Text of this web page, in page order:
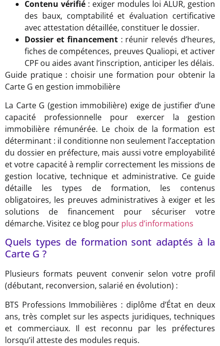
Contenu vérifié : exiger modules loi ALUR, gestion
des baux, comptabilité et évaluation certificative
avec attestation détaillée, constituer le dossier.
Dossier et financement: réunir relevés d’heures,
fiches de compétences, preuves Qualiopi, et activer
CPF ou aides avant l’inscription, anticiper les délais.
Guide pratique : choisir une formation pour obtenir la
Carte G en gestion immobilière
La Carte G (gestion immobilière) exige de justifier d’une
capacité professionnelle pour exercer la gestion
immobilière rémunérée. Le choix de la formation est
déterminant : il conditionne non seulement l’acceptation
du dossier en préfecture, mais aussi votre employabilité
et votre capacité à remplir correctement les missions de
gestion locative, technique et administrative. Ce guide
détaille les types de formation, les contenus
obligatoires, les preuves administratives à exiger et les
solutions de financement pour sécuriser votre
démarche. Visitez ce blog pour plus d’informations
Quels types de formation sont adaptés à la
Carte G ?
Plusieurs formats peuvent convenir selon votre profil
(débutant, reconversion, salarié en évolution) :
BTS Professions Immobilières : diplôme d’État en deux
ans, très complet sur les aspects juridiques, techniques
et commerciaux. Il est reconnu par les préfectures
lorsqu’il atteste des modules requis.